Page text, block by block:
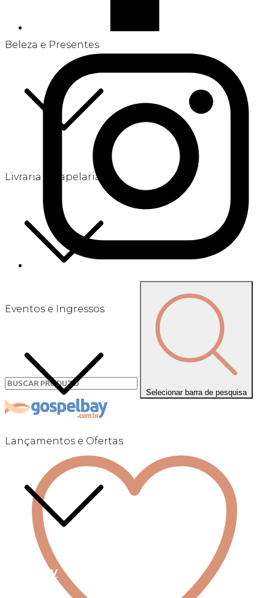
Beleza e Presentes
Livraria e Papelaria
Eventos e Ingressos
Lançamentos e Ofertas
Linha +QV
Selecionar barra de pesquisa